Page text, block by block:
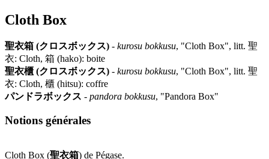
Cloth Box
聖衣箱 (クロスボックス) - kurosu bokkusu, "Cloth Box", litt. 聖
衣: Cloth, 箱 (hako): boite
聖衣櫃 (クロスボックス) - kurosu bokkusu, "Cloth Box", litt. 聖
衣: Cloth, 櫃 (hitsu): coffre
パンドラボックス - pandora bokkusu, "Pandora Box"
Notions générales
Cloth Box (聖衣箱) de Pégase.